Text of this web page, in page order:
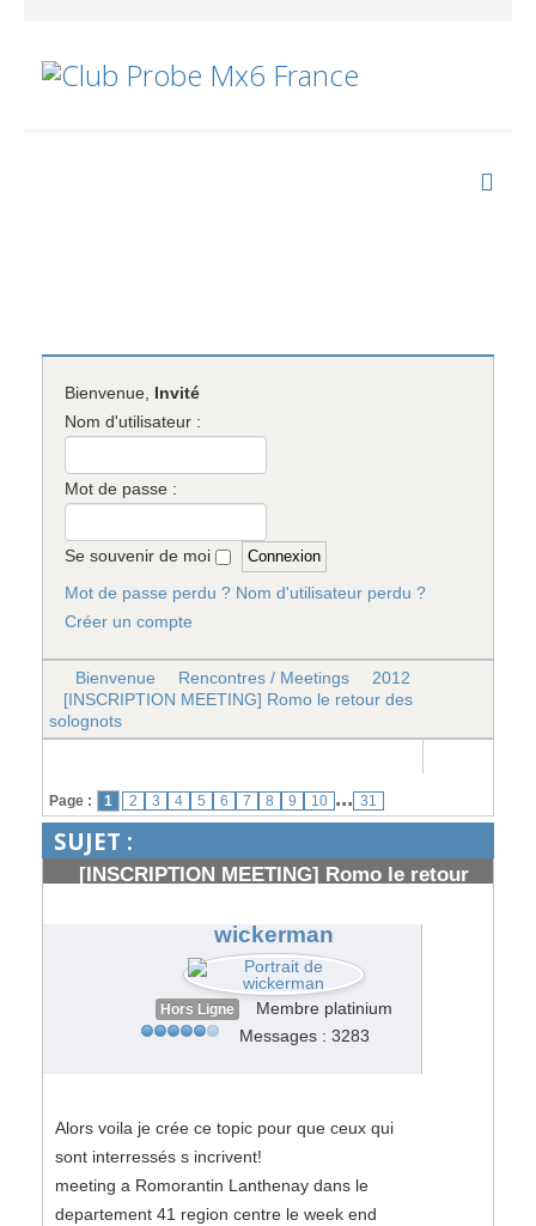
Bienvenue, Invité
Nom d'utilisateur :
Mot de passe :
Se souvenir de moi
Mot de passe perdu ? Nom d'utilisateur perdu ?
Créer un compte
Bienvenue Rencontres / Meetings
2012
[INSCRIPTION MEETING] Romo le retour des
solognots
Page : 1 2 3 4 5 6 7 8 9 10 ... 31
SUJET :
[INSCRIPTION MEETING] Romo le retour
wickerman
Hors Ligne
Membre platinium
Messages : 3283
Alors voila je crée ce topic pour que ceux qui
sont interressés s incrivent!
meeting a Romorantin Lanthenay dans le
departement 41 region centre le week end